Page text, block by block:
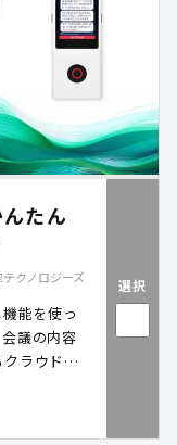
たん
クノロジーズ
能を使っ
議の内容
ラウドサ
選択